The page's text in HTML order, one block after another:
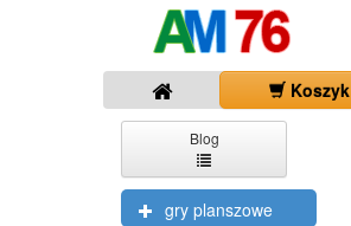
Koszyk
Blog
gry planszowe